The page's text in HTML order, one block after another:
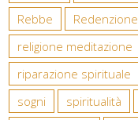
Rebbe
Redenzione
religione meditazione
riparazione spirituale
sogni
spiritualità